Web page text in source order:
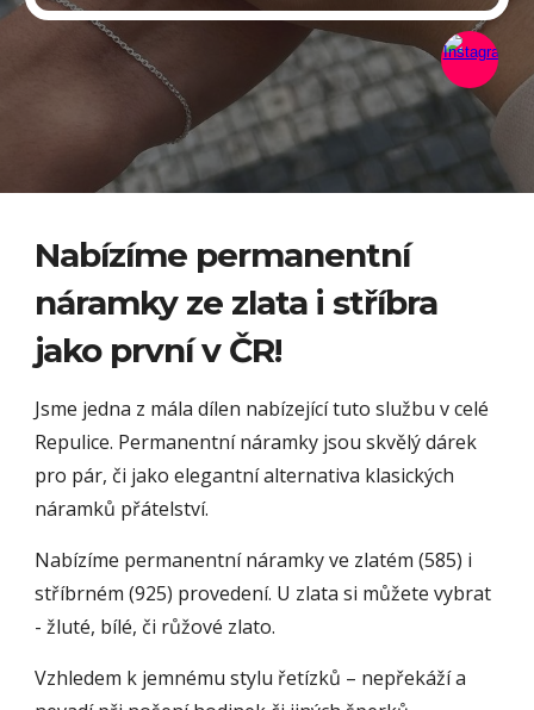
Nabízíme permanentní
náramky ze zlata i stříbra
jako první v ČR!
Jsme jedna z mála dílen nabízející tuto službu v celé
Repulice. Permanentní náramky jsou skvělý dárek
pro pár, či jako elegantní alternativa klasických
náramků přátelství.
Nabízíme permanentní náramky ve zlatém (585) i
stříbrném (925) provedení. U zlata si můžete vybrat
- žluté, bílé, či růžové zlato.
Vzhledem k jemnému stylu řetízků – nepřekáží a